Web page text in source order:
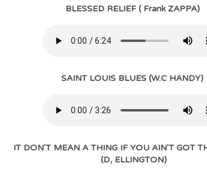
BLESSED RELIEF ( Frank ZAPPA)
SAINT LOUIS BLUES (W.C HANDY)
IT DON'T MEAN A THING IF YOU AIN'T GOT
(D, ELLINGTON)